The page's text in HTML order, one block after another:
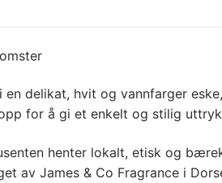
en delikat, hvit og vannfarger
for å gi et enkelt og stilig
henter lokalt, etisk og
av James & Co Fragrance i